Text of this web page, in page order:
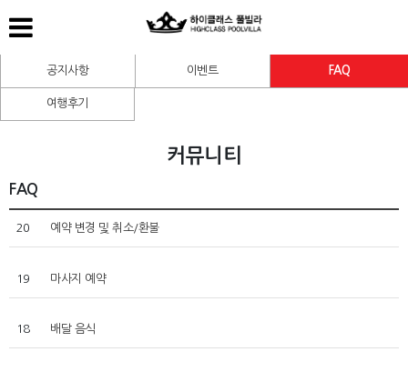
공지사항 이벤트 FAQ
여행후기
커뮤니티
FAQ
20 예약 변경 및 취소/환불
19 마사지 예약
18 배달 음식